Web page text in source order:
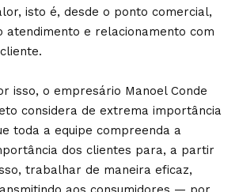
isto é, desde o ponto comercial,
atendimento e relacionamento com
isso, o empresário Manoel Conde
considera de extrema importância
toda a equipe compreenda a
dos clientes para, a partir
trabalhar de maneira eficaz,